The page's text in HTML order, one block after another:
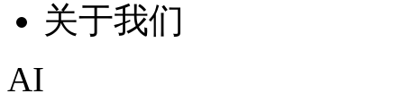
关于我们
AI